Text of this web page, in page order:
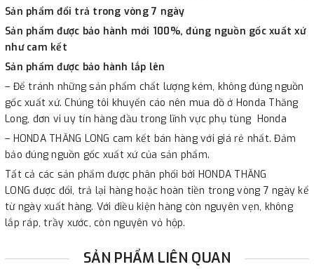
Sản phẩm đổi trả trong vòng 7 ngày
Sản phẩm được bảo hành mới 100%, đúng nguồn gốc xuất xứ
như cam kết
Sản phẩm được bảo hành lắp lên
– Để tránh những sản phẩm chất lượng kém, không đúng nguồn
gốc xuất xứ. Chúng tôi khuyến cáo nên mua đồ ở Honda Thăng
Long, đơn vi uy tín hàng đầu trong lĩnh vực phụ tùng Honda
– HONDA THĂNG LONG cam kết bán hàng với giá rẻ nhất. Đảm
bảo đúng nguồn gốc xuất xứ của sản phẩm.
Tất cả các sản phẩm được phân phối bởi HONDA THĂNG
LONG được đổi, trả lại hàng hoặc hoàn tiền trong vòng 7 ngày kể
từ ngày xuất hàng. Với điều kiện hàng còn nguyên vẹn, không
lắp ráp, trầy xước, còn nguyên vỏ hộp.
SẢN PHẨM LIÊN QUAN